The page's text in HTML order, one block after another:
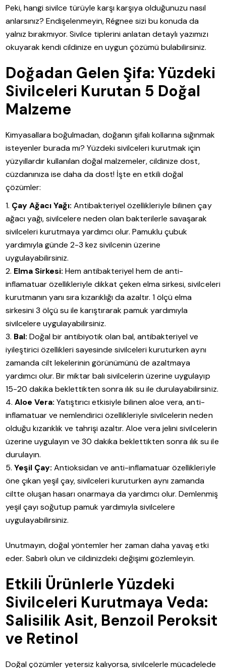
Peki, hangi sivilce türüyle karşı karşıya olduğunuzu nasıl
anlarsınız? Endişelenmeyin, Régnee sizi bu konuda da
yalnız bırakmıyor. Sivilce tiplerini anlatan detaylı yazımızı
okuyarak kendi cildinize en uygun çözümü bulabilirsiniz.
Doğadan Gelen Şifa: Yüzdeki
Sivilceleri Kurutan 5 Doğal
Malzeme
Kimyasallara boğulmadan, doğanın şifalı kollarına sığınmak
isteyenler burada mı? Yüzdeki sivilceleri kurutmak için
yüzyıllardır kullanılan doğal malzemeler, cildinize dost,
cüzdanınıza ise daha da dost! İşte en etkili doğal
çözümler:
Çay Ağacı Yağı: Antibakteriyel özellikleriyle bilinen çay
ağacı yağı, sivilcelere neden olan bakterilerle savaşarak
sivilceleri kurutmaya yardımcı olur. Pamuklu çubuk
yardımıyla günde 2-3 kez sivilcenin üzerine
uygulayabilirsiniz.
Elma Sirkesi: Hem antibakteriyel hem de anti-
inflamatuar özellikleriyle dikkat çeken elma sirkesi, sivilceleri
kurutmanın yanı sıra kızarıklığı da azaltır. 1 ölçü elma
sirkesini 3 ölçü su ile karıştırarak pamuk yardımıyla
sivilcelere uygulayabilirsiniz.
Bal: Doğal bir antibiyotik olan bal, antibakteriyel ve
iyileştirici özellikleri sayesinde sivilceleri kuruturken aynı
zamanda cilt lekelerinin görünümünü de azaltmaya
yardımcı olur. Bir miktar balı sivilcelerin üzerine uygulayıp
15-20 dakika beklettikten sonra ılık su ile durulayabilirsiniz.
Aloe Vera: Yatıştırıcı etkisiyle bilinen aloe vera, anti-
inflamatuar ve nemlendirici özellikleriyle sivilcelerin neden
olduğu kızarıklık ve tahrişi azaltır. Aloe vera jelini sivilcelerin
üzerine uygulayın ve 30 dakika beklettikten sonra ılık su ile
durulayın.
Yeşil Çay: Antioksidan ve anti-inflamatuar özellikleriyle
öne çıkan yeşil çay, sivilceleri kuruturken aynı zamanda
ciltte oluşan hasarı onarmaya da yardımcı olur. Demlenmiş
yeşil çayı soğutup pamuk yardımıyla sivilcelere
uygulayabilirsiniz.
Unutmayın, doğal yöntemler her zaman daha yavaş etki
eder. Sabırlı olun ve cildinizdeki değişimi gözlemleyin.
Etkili Ürünlerle Yüzdeki
Sivilceleri Kurutmaya Veda:
Salisilik Asit, Benzoil Peroksit
ve Retinol
Doğal çözümler yetersiz kalıyorsa, sivilcelerle mücadelede